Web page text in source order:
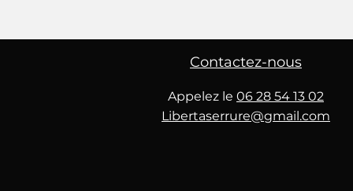
Contactez-nous
Appelez le 06 28 54 13 02
Libertaserrure@gmail.com